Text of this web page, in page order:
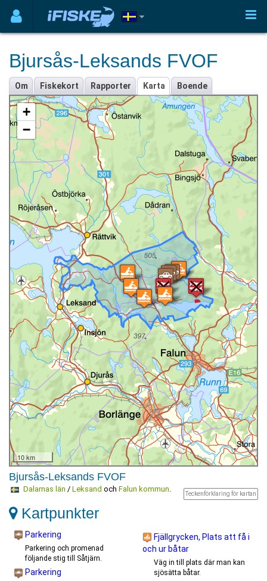
Bjursås-Leksands FVOF
Om Fiskekort Rapporter Karta Boende
+
−
10 km
Bjursås-Leksands FVOF
Teckenförklaring för kartan
Dalarnas län / Leksand och Falun kommun.
Kartpunkter
Parkering
Parkering och promenad
följande stig till Såtjärn.
Parkering
Fjällgrycken, Plats att få i
och ur båtar
Väg in till plats där man kan
sjösätta båtar.